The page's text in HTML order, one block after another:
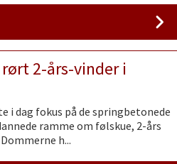
2-års-vinder i
i dag fokus på de springbetonede
ramme om følskue, 2-års
h...